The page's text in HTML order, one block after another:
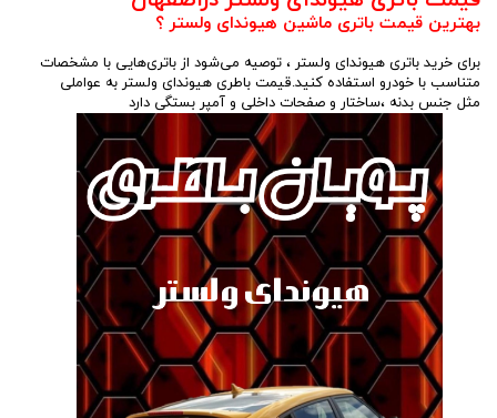
بهترین قیمت باتری ماشین هیوندای ولستر ؟
برای خرید باتری هیوندای ولستر ، توصیه می‌شود از باتری‌هایی با مشخصات
متناسب با خودرو استفاده کنید.قیمت باطری هیوندای ولستر به عواملی
مثل جنس بدنه ،ساختار و صفحات داخلی و آمپر بستگی دارد